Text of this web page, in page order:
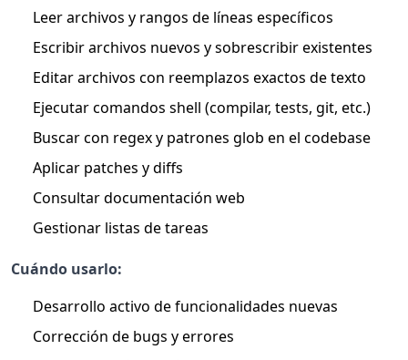
Leer archivos y rangos de líneas específicos
Escribir archivos nuevos y sobrescribir existentes
Editar archivos con reemplazos exactos de texto
Ejecutar comandos shell (compilar, tests, git, etc.)
Buscar con regex y patrones glob en el codebase
Aplicar patches y diffs
Consultar documentación web
Gestionar listas de tareas
Cuándo usarlo:
Desarrollo activo de funcionalidades nuevas
Corrección de bugs y errores